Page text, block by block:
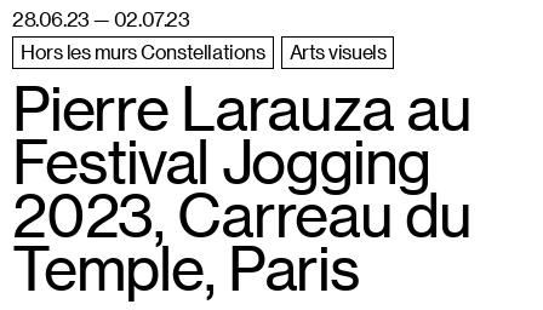
28.06.23 — 02.07.23
Hors les murs Constellations
Arts visuels
Pierre Larauza au
Festival Jogging
2023, Carreau du
Temple, Paris